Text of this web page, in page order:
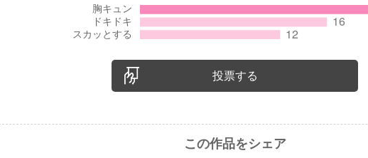
投票する
この作品をシェア